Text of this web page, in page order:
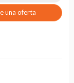
una oferta